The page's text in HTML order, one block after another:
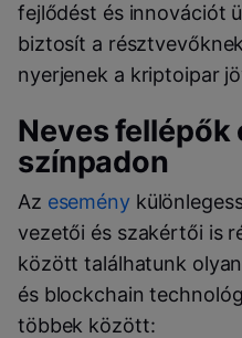
fejlődést és innovációt
biztosít a
nyerjenek a kriptoipar
Neves fellépők
színpadon
Az esemény
vezetői és szakértői is
között találhatunk
és blockchain
többek között: